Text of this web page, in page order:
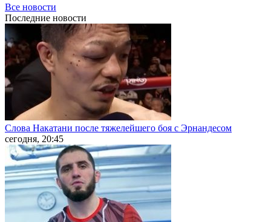
Все новости
Последние новости
Слова Накатани после тяжелейшего боя с Эрнандесом
сегодня, 20:45